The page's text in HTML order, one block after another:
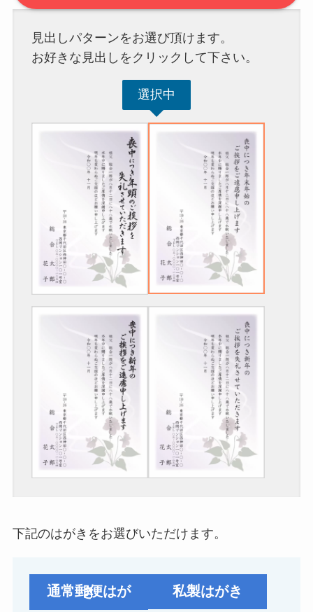
見出しパターンをお選び頂けます。
お好きな見出しをクリックして下さい。
選択中
下記のはがきをお選びいただけます。
通常郵便はがき 私製はがき